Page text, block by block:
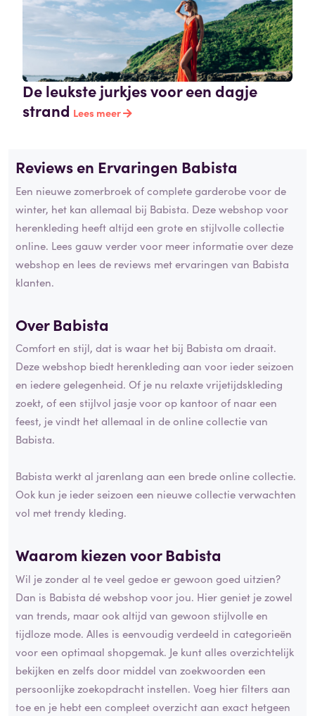
De leukste jurkjes voor een dagje
strand Lees meer
Reviews en Ervaringen Babista
Een nieuwe zomerbroek of complete garderobe voor de
winter, het kan allemaal bij Babista. Deze webshop voor
herenkleding heeft altijd een grote en stijlvolle collectie
online. Lees gauw verder voor meer informatie over deze
webshop en lees de reviews met ervaringen van Babista
klanten.
Over Babista
Comfort en stijl, dat is waar het bij Babista om draait.
Deze webshop biedt herenkleding aan voor ieder seizoen
en iedere gelegenheid. Of je nu relaxte vrijetijdskleding
zoekt, of een stijlvol jasje voor op kantoor of naar een
feest, je vindt het allemaal in de online collectie van
Babista.
Babista werkt al jarenlang aan een brede online collectie.
Ook kun je ieder seizoen een nieuwe collectie verwachten
vol met trendy kleding.
Waarom kiezen voor Babista
Wil je zonder al te veel gedoe er gewoon goed uitzien?
Dan is Babista dé webshop voor jou. Hier geniet je zowel
van trends, maar ook altijd van gewoon stijlvolle en
tijdloze mode. Alles is eenvoudig verdeeld in categorieën
voor een optimaal shopgemak. Je kunt alles overzichtelijk
bekijken en zelfs door middel van zoekwoorden een
persoonlijke zoekopdracht instellen. Voeg hier filters aan
toe en je hebt een compleet overzicht aan exact hetgeen